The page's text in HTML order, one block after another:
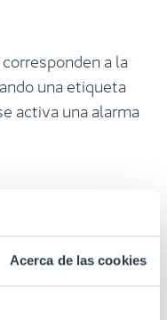
Acerca de las cookies
a la
una etiqueta
activa una alarma
con el
desactivadas por
en el área de